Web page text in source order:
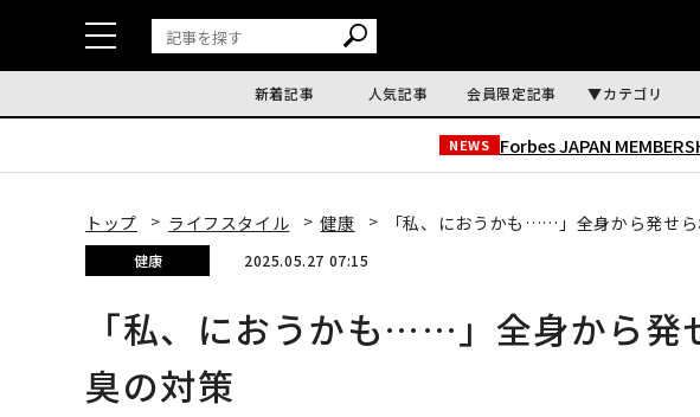
新着記事 人気記事 会員限定記事 カテゴリ
NEWS Forbes JAPAN
トップ ライフスタイル 健康 「私、におうかも……」全身から発せ
健康 2025.05.27 07:15
「私、におうかも……」全身から発
臭の対策